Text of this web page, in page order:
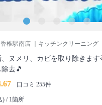
椎駅南店 ｜キッチンクリーニング
、ヌメリ、カビを取り除きま
去🎵
口コミ 255件
) / 1箇所